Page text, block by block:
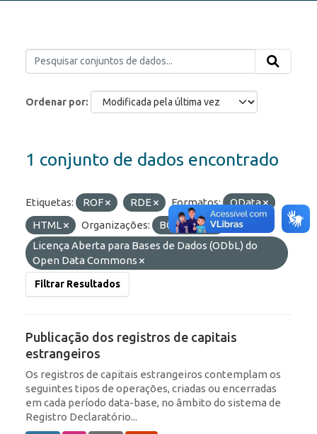
Ordenar por
1 conjunto de dados encontrado
Etiquetas: ROF RDE Formatos:
OData
HTML
Organizações: BCB/Dstat
Licenças:
Licença Aberta para Bases de Dados (ODbL) do
Open Data Commons
Filtrar Resultados
Publicação dos registros de capitais
estrangeiros
Os registros de capitais estrangeiros contemplam os
seguintes tipos de operações, criadas ou encerradas
em cada período data-base, no âmbito do sistema de
Registro Declaratório...